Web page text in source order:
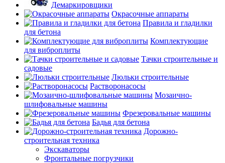
Демаркировщики
Окрасочные аппараты
Правила и гладилки
для бетона
Комплектующие
для виброплиты
Тачки строительные и
садовые
Люльки строительные
Растворонасосы
Мозаично-
шлифовальные машины
Фрезеровальные машины
Бадья для бетона
Дорожно-
строительная техника
Экскаваторы
Фронтальные погрузчики